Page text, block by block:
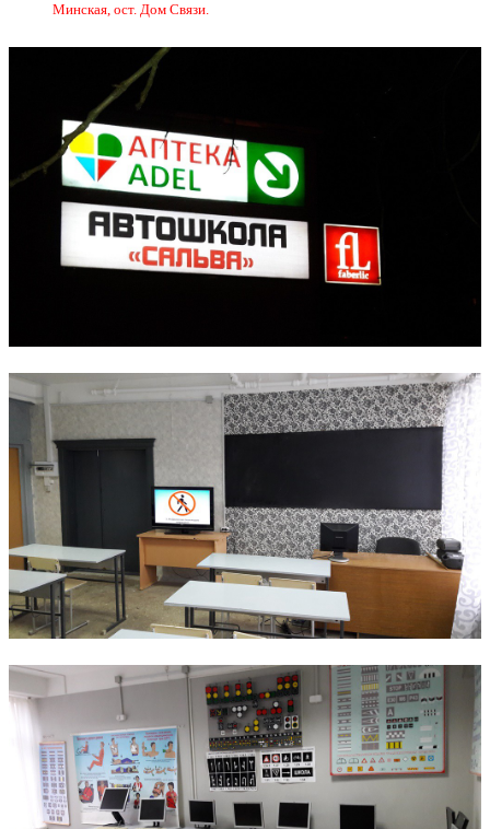
Минская, ост. Дом Связи.